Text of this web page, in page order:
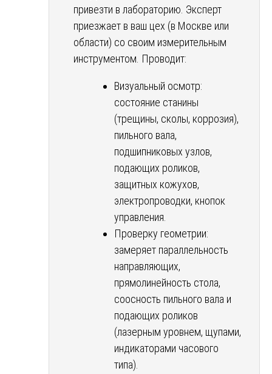
привезти в лабораторию. Эксперт
приезжает в ваш цех (в Москве или
области) со своим измерительным
инструментом. Проводит:
Визуальный осмотр:
состояние станины
(трещины, сколы, коррозия),
пильного вала,
подшипниковых узлов,
подающих роликов,
защитных кожухов,
электропроводки, кнопок
управления.
Проверку геометрии:
замеряет параллельность
направляющих,
прямолинейность стола,
соосность пильного вала и
подающих роликов
(лазерным уровнем, щупами,
индикаторами часового
типа).